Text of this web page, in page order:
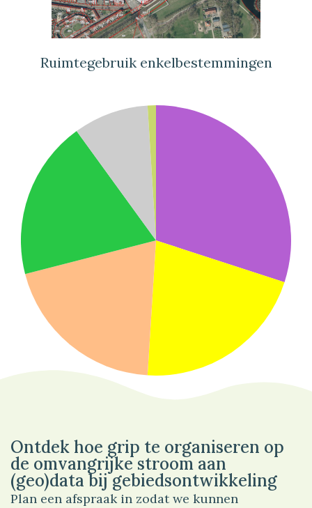
Ruimtegebruik enkelbestemmingen
Ontdek hoe grip te organiseren op
de omvangrijke stroom aan
(geo)data bij gebiedsontwikkeling
Plan een afspraak in zodat we kunnen